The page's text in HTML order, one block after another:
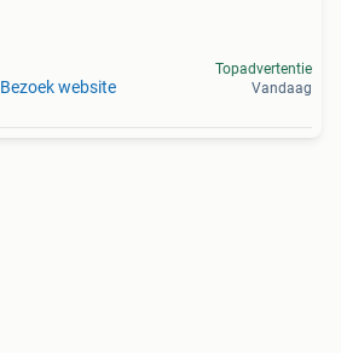
Bezoek website
Topadvertentie
Vandaag